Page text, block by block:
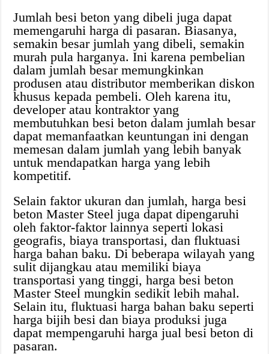
Jumlah besi beton yang dibeli juga dapat
memengaruhi harga di pasaran. Biasanya,
semakin besar jumlah yang dibeli, semakin
murah pula harganya. Ini karena pembelian
dalam jumlah besar memungkinkan
produsen atau distributor memberikan diskon
khusus kepada pembeli. Oleh karena itu,
developer atau kontraktor yang
membutuhkan besi beton dalam jumlah besar
dapat memanfaatkan keuntungan ini dengan
memesan dalam jumlah yang lebih banyak
untuk mendapatkan harga yang lebih
kompetitif.
Selain faktor ukuran dan jumlah, harga besi
beton Master Steel juga dapat dipengaruhi
oleh faktor-faktor lainnya seperti lokasi
geografis, biaya transportasi, dan fluktuasi
harga bahan baku. Di beberapa wilayah yang
sulit dijangkau atau memiliki biaya
transportasi yang tinggi, harga besi beton
Master Steel mungkin sedikit lebih mahal.
Selain itu, fluktuasi harga bahan baku seperti
harga bijih besi dan biaya produksi juga
dapat mempengaruhi harga jual besi beton di
pasaran.